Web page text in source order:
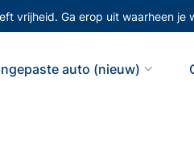
vrijheid. Ga erop uit waarheen je
auto (nieuw)